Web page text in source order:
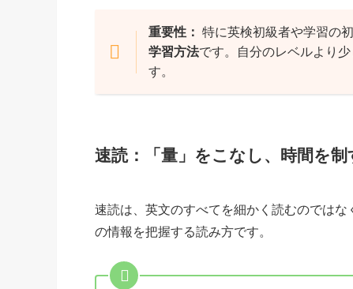
重要性： 特に英検初級者や学習の
学習方法です。自分のレベルより
す。
速読：「量」をこなし、時間を制
速読は、英文のすべてを細かく読むのではな
の情報を把握する読み方です。